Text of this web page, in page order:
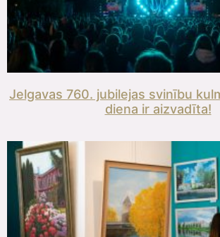
Jelgavas 760. jubilejas svinību
diena ir aizvadīta!